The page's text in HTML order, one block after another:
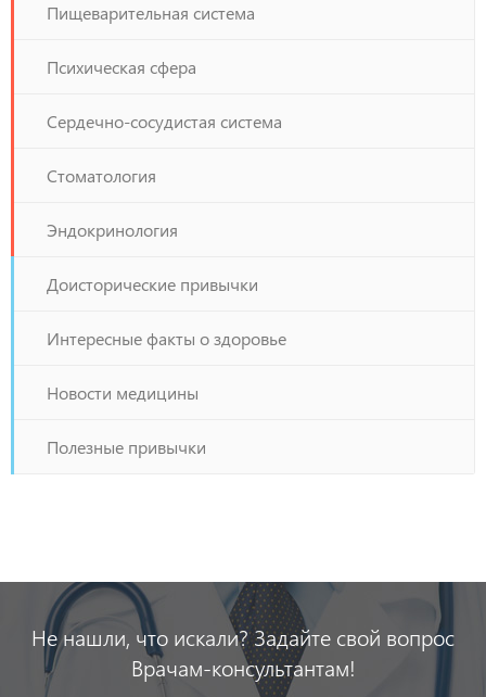
Пищеварительная система
Психическая сфера
Сердечно-сосудистая система
Стоматология
Эндокринология
Доисторические привычки
Интересные факты о здоровье
Новости медицины
Полезные привычки
Не нашли, что искали? Задайте свой вопрос
Врачам-консультантам!